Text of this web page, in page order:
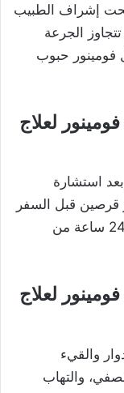
إشراف الطبيب
الجرعة
فومينور حبوب
لعلاج
استشارة
قرصين قبل السفر
بساعة، كذلك يمكن أن تُكرر الجرعة بعد 24 ساعة من
لعلاج
والقيء
والتهاب